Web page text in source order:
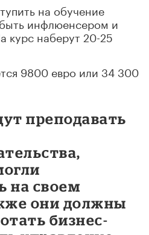
на обучение
инфлюенсером и
курс наберут 20-25
9800 евро или 34 300
преподавать
на своем
они должны
бизнес-